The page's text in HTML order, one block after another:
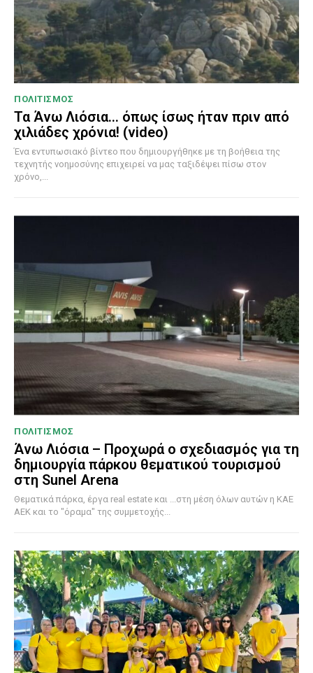
ΠΟΛΙΤΙΣΜΟΣ
Τα Άνω Λιόσια… όπως ίσως ήταν πριν από
χιλιάδες χρόνια! (video)
Ένα εντυπωσιακό βίντεο που δημιουργήθηκε με τη βοήθεια της
τεχνητής νοημοσύνης επιχειρεί να μας ταξιδέψει πίσω στον
χρόνο,...
ΠΟΛΙΤΙΣΜΟΣ
Άνω Λιόσια – Προχωρά ο σχεδιασμός για τη
δημιουργία πάρκου θεματικού τουρισμού
στη Sunel Arena
Θεματικά πάρκα, έργα real estate και ...στη μέση όλων αυτών η ΚΑΕ
ΑΕΚ και το "όραμα" της συμμετοχής...